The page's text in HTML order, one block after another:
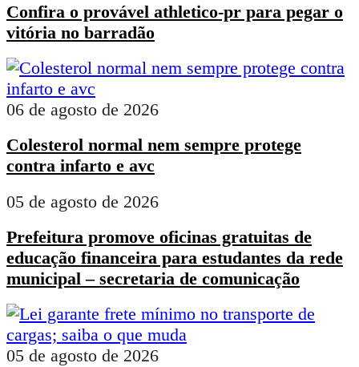
Confira o provável athletico-pr para pegar o
vitória no barradão
06 de agosto de 2026
Colesterol normal nem sempre protege
contra infarto e avc
05 de agosto de 2026
Prefeitura promove oficinas gratuitas de
educação financeira para estudantes da rede
municipal – secretaria de comunicação
05 de agosto de 2026